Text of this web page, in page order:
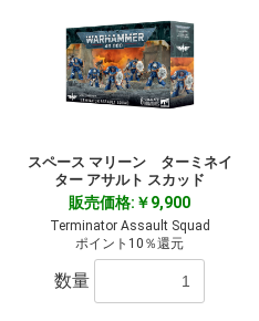
スペース マリーン ターミネイ
ター アサルト スカッド
販売価格:￥9,900
Terminator Assault Squad
ポイント10％還元
数量